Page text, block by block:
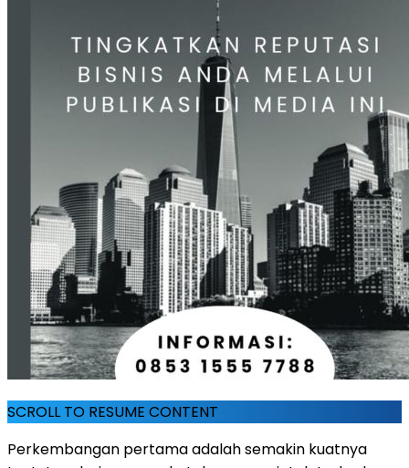
SCROLL TO RESUME CONTENT
Perkembangan pertama adalah semakin kuatnya